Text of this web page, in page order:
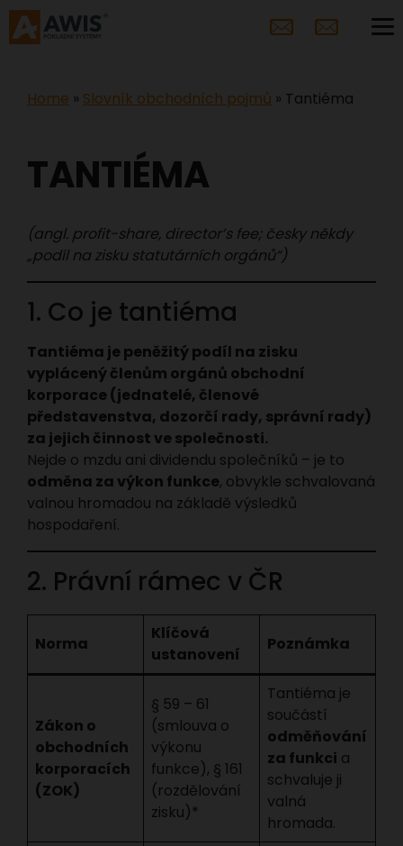
Home » Slovník obchodních pojmů » Tantiéma
TANTIÉMA
(angl. profit-share, director’s fee; česky někdy
„podíl na zisku statutárních orgánů“)
1. Co je tantiéma
Tantiéma je peněžitý podíl na zisku
vyplácený členům orgánů obchodní
korporace (jednatelé, členové
představenstva, dozorčí rady, správní rady)
za jejich činnost ve společnosti.
Nejde o mzdu ani dividendu společníků – je to
odměna za výkon funkce, obvykle schvalovaná
valnou hromadou na základě výsledků
hospodaření.
2. Právní rámec v ČR
Norma
Klíčová
ustanovení
Poznámka
Zákon o
obchodních
korporacích
(ZOK)
§ 59 – 61
(smlouva o
výkonu
funkce), § 161
(rozdělování
zisku)*
Tantiéma je
součástí
odměňování
za funkci a
schvaluje ji
valná
hromada.